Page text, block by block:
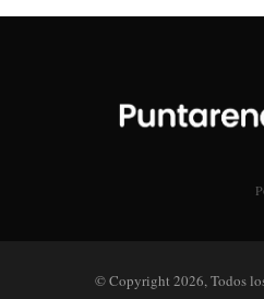
© Copyright 2026, Todos